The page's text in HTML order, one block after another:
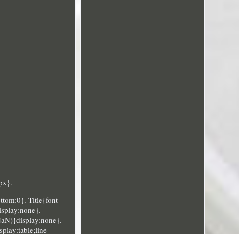
Title{font-